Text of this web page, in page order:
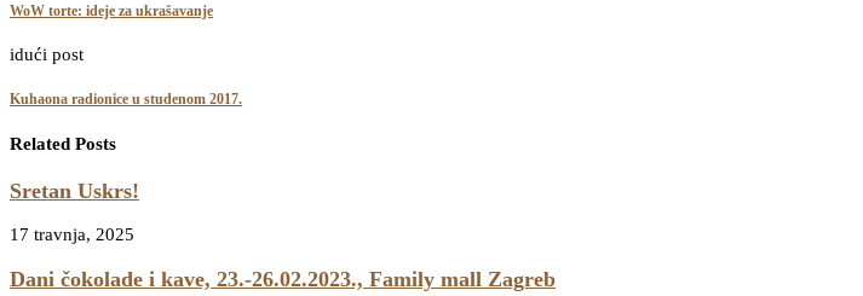
WoW torte: ideje za ukrašavanje
idući post
Kuhaona radionice u studenom 2017.
Related Posts
Sretan Uskrs!
17 travnja, 2025
Dani čokolade i kave, 23.-26.02.2023., Family mall Zagreb